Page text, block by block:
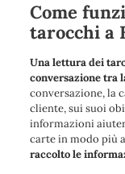
Come
tarocchi a
Una lettura dei
conversazione tra
conversazione, la
cliente, sui suoi
informazioni
carte in modo più
raccolto le